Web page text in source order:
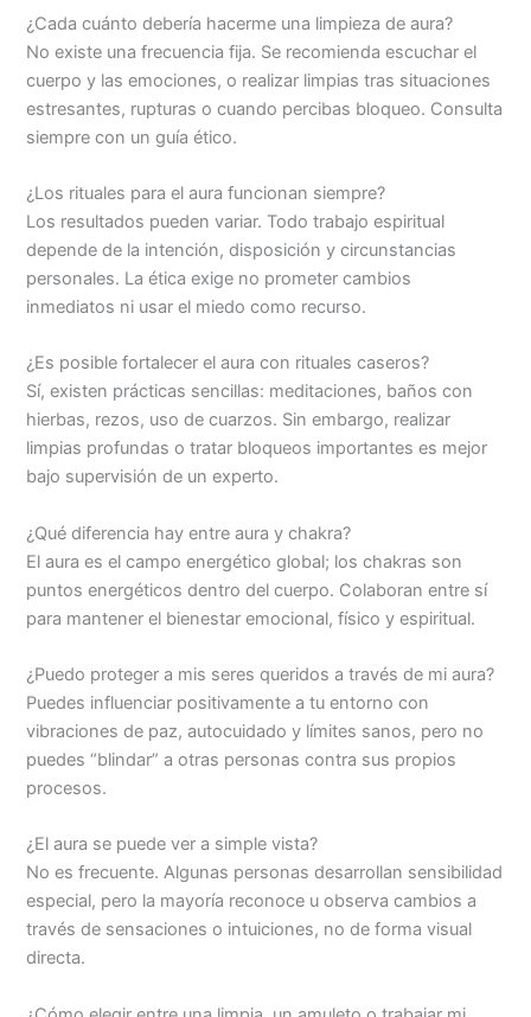
¿Cada cuánto debería hacerme una limpieza de aura?
No existe una frecuencia fija. Se recomienda escuchar el
cuerpo y las emociones, o realizar limpias tras situaciones
estresantes, rupturas o cuando percibas bloqueo. Consulta
siempre con un guía ético.
¿Los rituales para el aura funcionan siempre?
Los resultados pueden variar. Todo trabajo espiritual
depende de la intención, disposición y circunstancias
personales. La ética exige no prometer cambios
inmediatos ni usar el miedo como recurso.
¿Es posible fortalecer el aura con rituales caseros?
Sí, existen prácticas sencillas: meditaciones, baños con
hierbas, rezos, uso de cuarzos. Sin embargo, realizar
limpias profundas o tratar bloqueos importantes es mejor
bajo supervisión de un experto.
¿Qué diferencia hay entre aura y chakra?
El aura es el campo energético global; los chakras son
puntos energéticos dentro del cuerpo. Colaboran entre sí
para mantener el bienestar emocional, físico y espiritual.
¿Puedo proteger a mis seres queridos a través de mi aura?
Puedes influenciar positivamente a tu entorno con
vibraciones de paz, autocuidado y límites sanos, pero no
puedes “blindar” a otras personas contra sus propios
procesos.
¿El aura se puede ver a simple vista?
No es frecuente. Algunas personas desarrollan sensibilidad
especial, pero la mayoría reconoce u observa cambios a
través de sensaciones o intuiciones, no de forma visual
directa.